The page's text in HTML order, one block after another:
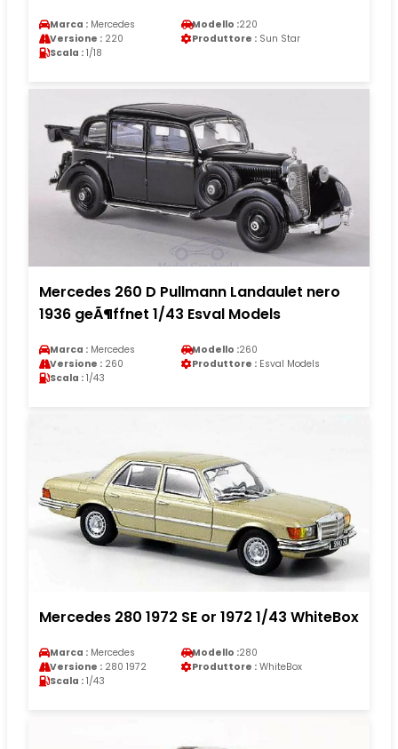
Marca : Mercedes Modello :220
Versione : 220 Produttore : Sun Star
Scala : 1/18
Mercedes 260 D Pullmann Landaulet nero
1936 geÃ¶ffnet 1/43 Esval Models
Marca : Mercedes Modello :260
Versione : 260 Produttore : Esval Models
Scala : 1/43
Mercedes 280 1972 SE or 1972 1/43 WhiteBox
Marca : Mercedes Modello :280
Versione : 280 1972 Produttore : WhiteBox
Scala : 1/43